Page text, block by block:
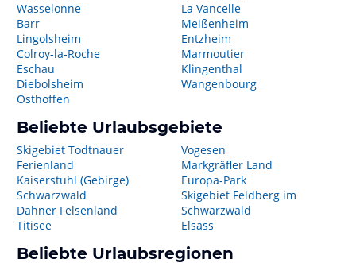
Wasselonne
Barr
Lingolsheim
Colroy-la-Roche
Eschau
Diebolsheim
Osthoffen
La Vancelle
Meißenheim
Entzheim
Marmoutier
Klingenthal
Wangenbourg
Beliebte Urlaubsgebiete
Skigebiet Todtnauer
Ferienland
Kaiserstuhl (Gebirge)
Schwarzwald
Dahner Felsenland
Titisee
Vogesen
Markgräfler Land
Europa-Park
Skigebiet Feldberg im
Schwarzwald
Elsass
Beliebte Urlaubsregionen